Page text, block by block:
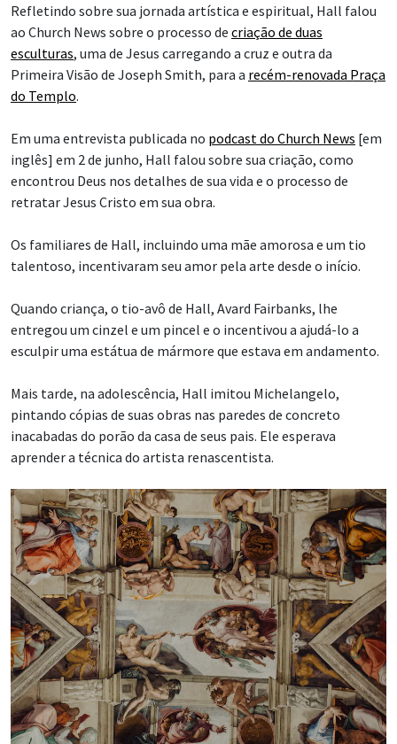
Refletindo sobre sua jornada artística e espiritual, Hall falou
ao Church News sobre o processo de criação de duas
esculturas, uma de Jesus carregando a cruz e outra da
Primeira Visão de Joseph Smith, para a recém-renovada Praça
do Templo.
Em uma entrevista publicada no podcast do Church News [em
inglês] em 2 de junho, Hall falou sobre sua criação, como
encontrou Deus nos detalhes de sua vida e o processo de
retratar Jesus Cristo em sua obra.
Os familiares de Hall, incluindo uma mãe amorosa e um tio
talentoso, incentivaram seu amor pela arte desde o início.
Quando criança, o tio-avô de Hall, Avard Fairbanks, lhe
entregou um cinzel e um pincel e o incentivou a ajudá-lo a
esculpir uma estátua de mármore que estava em andamento.
Mais tarde, na adolescência, Hall imitou Michelangelo,
pintando cópias de suas obras nas paredes de concreto
inacabadas do porão da casa de seus pais. Ele esperava
aprender a técnica do artista renascentista.